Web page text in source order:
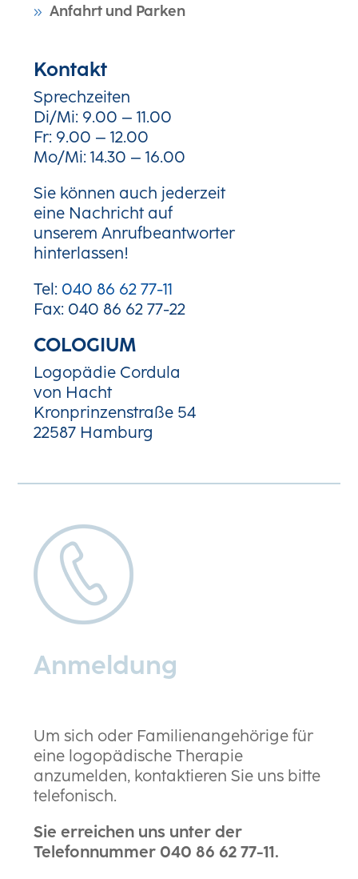
Anfahrt und Parken
Kontakt
Sprechzeiten
Di/Mi: 9.00 – 11.00
Fr: 9.00 – 12.00
Mo/Mi: 14.30 – 16.00
Sie können auch jederzeit
eine Nachricht auf
unserem Anrufbeantworter
hinterlassen!
Tel: 040 86 62 77-11
Fax: 040 86 62 77-22
COLOGIUM
Logopädie Cordula
von Hacht
Kronprinzenstraße 54
22587 Hamburg
Anmeldung
Um sich oder Familienangehörige für
eine logopädische Therapie
anzumelden, kontaktieren Sie uns bitte
telefonisch.
Sie erreichen uns unter der
Telefonnummer 040 86 62 77-11.